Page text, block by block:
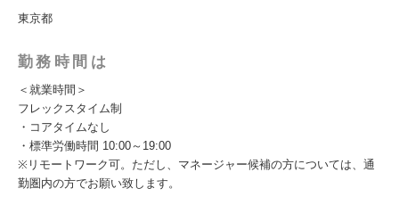
東京都
勤務時間は
＜就業時間＞
フレックスタイム制
・コアタイムなし
・標準労働時間 10:00～19:00
※リモートワーク可。ただし、マネージャー候補の方については、通
勤圏内の方でお願い致します。